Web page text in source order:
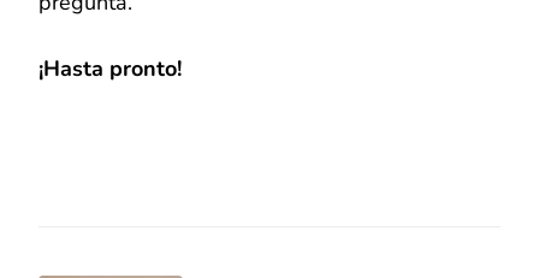
¡Hasta pronto!